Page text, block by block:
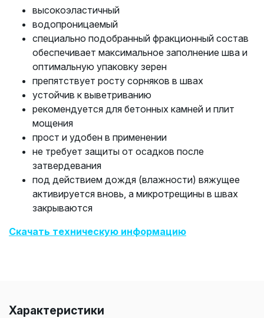
высокоэластичный
водопроницаемый
специально подобранный фракционный состав
обеспечивает максимальное заполнение шва и
оптимальную упаковку зерен
препятствует росту сорняков в швах
устойчив к выветриванию
рекомендуется для бетонных камней и плит
мощения
прост и удобен в применении
не требует защиты от осадков после
затвердевания
под действием дождя (влажности) вяжущее
активируется вновь, а микротрещины в швах
закрываются
Скачать техническую информацию
Характеристики